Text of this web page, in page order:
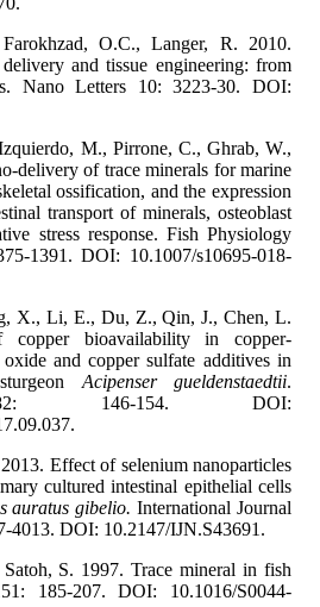
O.C., Langer, R. 2010.
and tissue engineering: from
Nano Letters 10: 3223-30. DOI:
M., Pirrone, C., Ghrab, W.,
delivery of trace minerals for marine
ossification, and the expression
transport of minerals, osteoblast
stress response. Fish Physiology
1391. DOI: 10.1007/s10695-018-
X., Li, E., Du, Z., Qin, J., Chen, L.
bioavailability in copper-
and copper sulfate additives in
Acipenser gueldenstaedtii.
146-154. DOI:
Effect of selenium nanoparticles
cultured intestinal epithelial cells
auratus gibelio.International Journal
4013. DOI: 10.2147/IJN.S43691.
S. 1997. Trace mineral in fish
185-207. DOI: 10.1016/S0044-